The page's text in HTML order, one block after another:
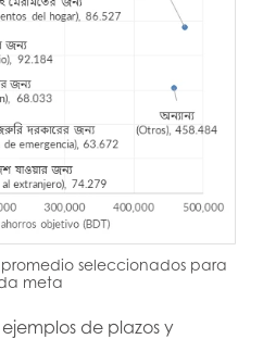
promedio seleccionados para
meta
ejemplos de plazos y